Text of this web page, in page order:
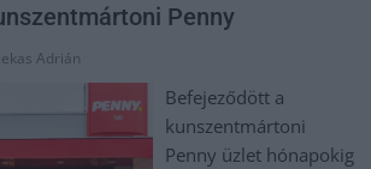
Penny
Adrián
Befejeződött a
kunszentmártoni
Penny üzlet hónapokig